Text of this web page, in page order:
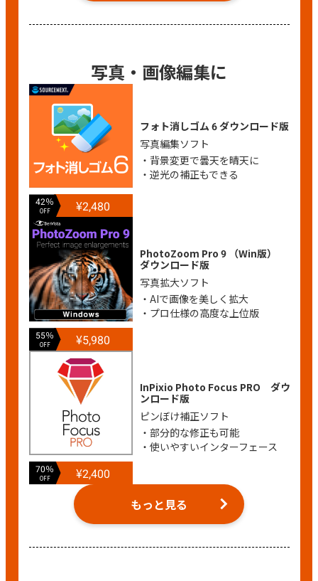
写真・画像編集に
フォト消しゴム 6 ダウンロード版
42％
OFF ¥2,480
写真編集ソフト
・背景変更で曇天を晴天に
・逆光の補正もできる
PhotoZoom Pro 9 （Win版）
ダウンロード版
55％
OFF ¥5,980
写真拡大ソフト
・AIで画像を美しく拡大
・プロ仕様の高度な上位版
InPixio Photo Focus PRO ダウ
ンロード版
70％
OFF ¥2,400
ピンぼけ補正ソフト
・部分的な修正も可能
・使いやすいインターフェース
もっと見る